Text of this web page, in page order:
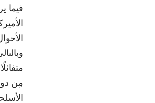
فيما
مِن